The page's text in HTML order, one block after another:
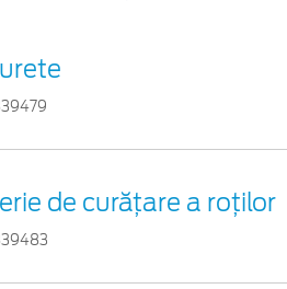
de curățare a roților